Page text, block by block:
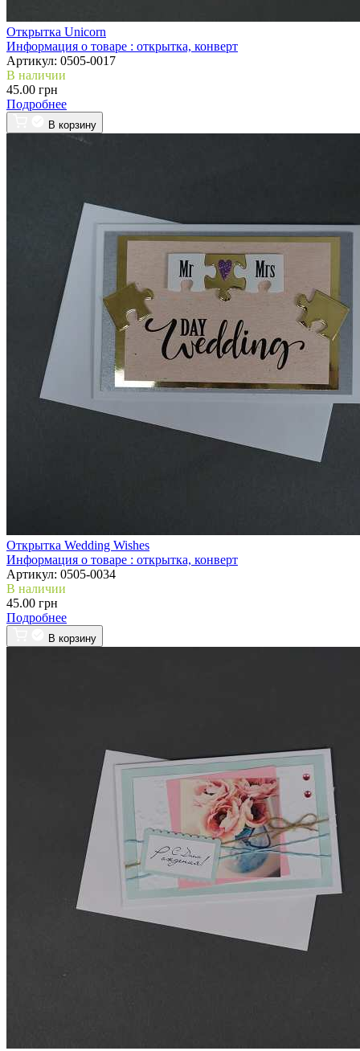
Открытка Unicorn
Информация о товаре : открытка, конверт
Артикул: 0505-0017
В наличии
45.00 грн
Подробнее
В корзину
Открытка Wedding Wishes
Информация о товаре : открытка, конверт
Артикул: 0505-0034
В наличии
45.00 грн
Подробнее
В корзину